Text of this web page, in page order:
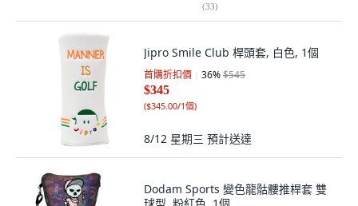
(33)
Jipro Smile Club 桿頭套, 白色, 1個
首購折扣價 36%$545
$345
($345.00/1個)
8/12 星期三 預計送達
Dodam Sports 變色龍骷髏推桿套 雙